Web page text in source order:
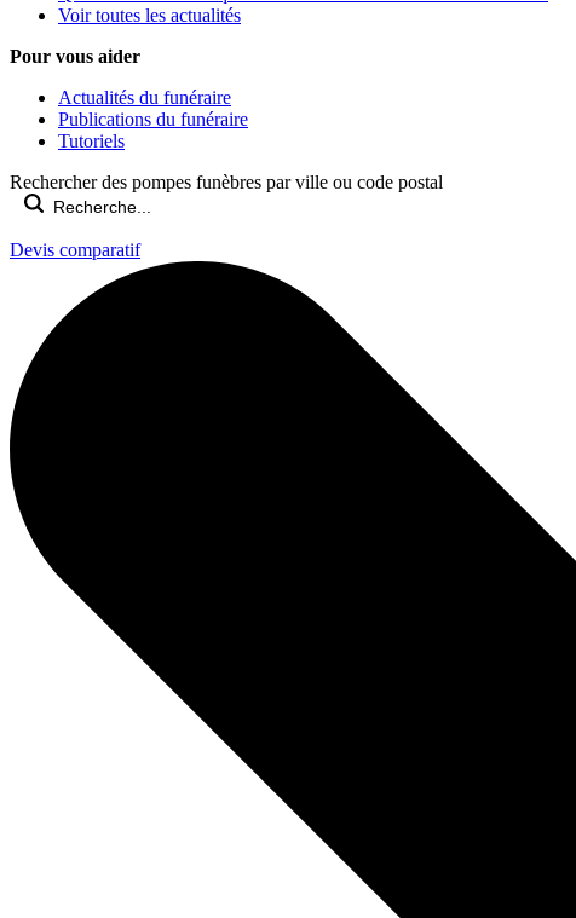
Voir toutes les actualités
Pour vous aider
Actualités du funéraire
Publications du funéraire
Tutoriels
Rechercher des pompes funèbres par ville ou code postal
Devis comparatif